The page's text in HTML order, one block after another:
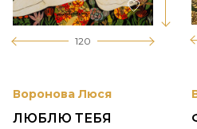
120
Воронова Люся
ЛЮБЛЮ ТЕБЯ